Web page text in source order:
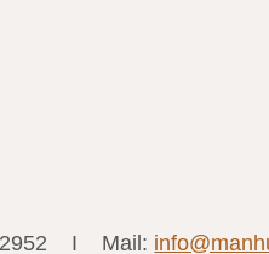
I Mail: